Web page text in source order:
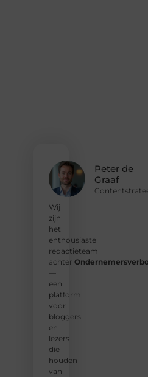
Peter de
Graaf
Wij
zijn
het
enthousiaste
redactieteam
achter
—
een
platform
voor
bloggers
en
lezers
die
houden
van